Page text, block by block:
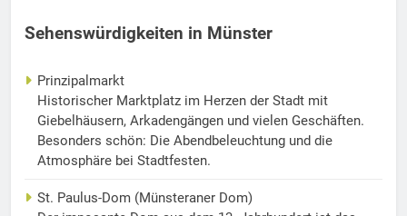
Sehenswürdigkeiten in Münster
Prinzipalmarkt
Historischer Marktplatz im Herzen der Stadt mit
Giebelhäusern, Arkadengängen und vielen Geschäften.
Besonders schön: Die Abendbeleuchtung und die
Atmosphäre bei Stadtfesten.
St. Paulus-Dom (Münsteraner Dom)